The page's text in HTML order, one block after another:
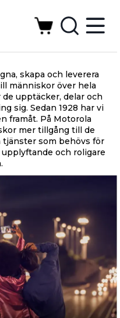
skapa och leverera
människor över hela
upptäcker, delar och
sig. Sedan 1928 har vi
framåt. På Motorola
mer tillgång till de
som behövs för
och roligare